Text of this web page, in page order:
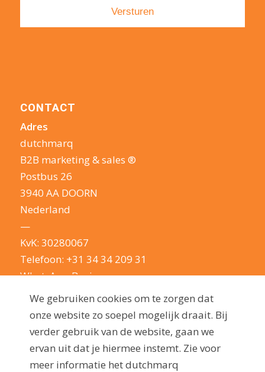
CONTACT
Adres
dutchmarq
B2B marketing & sales ®
Postbus 26
3940 AA DOORN
Nederland
—
KvK: 30280067
Telefoon: +31 34 34 209 31
WhatsApp Business
E-mail:
info@dutchmarq.nl
We houden van een geintje. Maar nemen je
privacy erg serieus: lees hier onze
privacyverklaring
We gebruiken cookies om te zorgen dat
onze website zo soepel mogelijk draait. Bij
verder gebruik van de website, gaan we
ervan uit dat je hiermee instemt. Zie voor
meer informatie het dutchmarq